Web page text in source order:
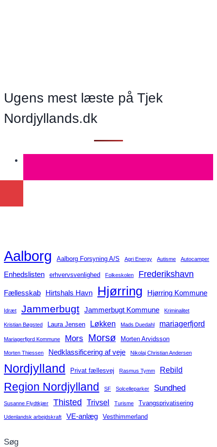
ord
en
Ugens mest læste på Tjek
Nordjyllands.dk
Aalborg Aalborg Forsyning A/S Agri Energy Autisme Autocamper
Enhedslisten erhvervsvenlighed Folkeskolen Frederikshavn
Fællesskab Hirtshals Havn Hjørring Hjørring Kommune
Idræt Jammerbugt Jammerbugt Kommune Kriminalitet
Kristian Bøgsted Laura Jensen Løkken Mads Duedahl mariagerfjord
Mariagerfjord Kommune Mors Morsø Morten Arvidsson
Morten Thiessen Nedklassificering af veje Nikolaj Christian Andersen
Nordjylland Privat fællesvej Rasmus Tymm Rebild
Region Nordjylland SF Solcelleparker Sundhed
Susanne Flydtkjær Thisted Trivsel Turisme Tvangsprivatisering
Udenlandsk arbejdskraft VE-anlæg Vesthimmerland
Søg